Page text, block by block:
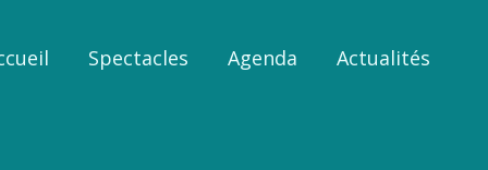
Spectacles Agenda Actualités